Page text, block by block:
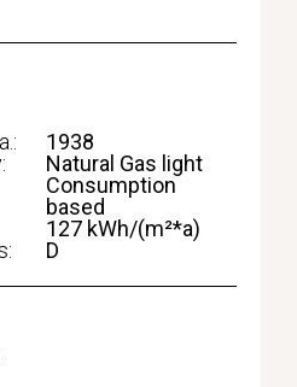
1938
Natural Gas light
Consumption
based
127 kWh/(m²*a)
D